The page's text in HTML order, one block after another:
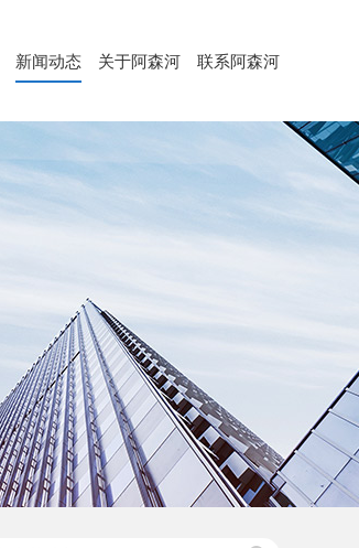
新闻动态 关于阿森河 联系阿森河